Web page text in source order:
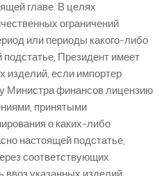
главе. В целях
ограничений
или периоды какого-либо
Президент имеет
изделий, если импортер
Министра финансов лицензию
принятыми
о каких-либо
настоящей подстатье,
соответствующих